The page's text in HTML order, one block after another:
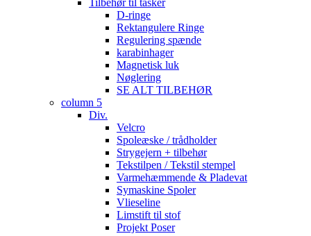
Tilbehør til tasker
D-ringe
Rektangulere Ringe
Regulering spænde
karabinhager
Magnetisk luk
Nøglering
SE ALT TILBEHØR
column 5
Div.
Velcro
Spoleæske / trådholder
Strygejern + tilbehør
Tekstilpen / Tekstil stempel
Varmehæmmende & Pladevat
Symaskine Spoler
Vlieseline
Limstift til stof
Projekt Poser